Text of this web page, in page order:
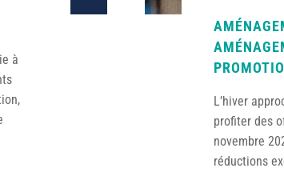
à
L’hiver
profiter des
novembre
réductions